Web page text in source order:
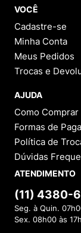
VOCÊ
Cadastre-se
Minha Conta
Meus Pedidos
Trocas e
AJUDA
Como Comprar
Formas de
Política de
Dúvidas
ATENDIMENTO
(11) 4380-
Seg. à Quin.
Sex. 08h00 às